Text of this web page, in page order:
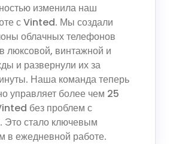
изменила наш
с Vinted. Мы создали
облачных телефонов
люксовой, винтажной и
и развернули их за
Наша команда теперь
управляет более чем 25
без проблем с
Это стало ключевым
в ежедневной работе.